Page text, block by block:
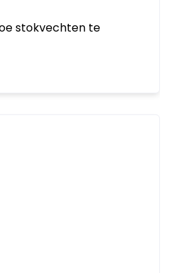
stokvechten te